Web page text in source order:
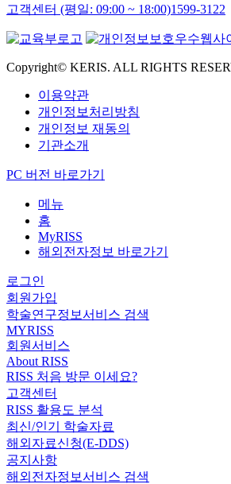
고객센터 (평일: 09:00 ~ 18:00)1599-3122
Copyright© KERIS. ALL RIGHTS
이용약관
개인정보처리방침
개인정보 재동의
기관소개
PC 버전 바로가기
메뉴
홈
MyRISS
해외전자정보 바로가기
로그인
회원가입
학술연구정보서비스 검색
MYRISS
회원서비스
About RISS
RISS 처음 방문 이세요?
고객센터
RISS 활용도 분석
최신/인기 학술자료
해외자료신청(E-DDS)
공지사항
해외전자정보서비스 검색